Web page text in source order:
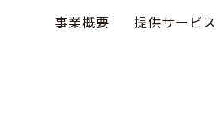
事業概要 提供サービス